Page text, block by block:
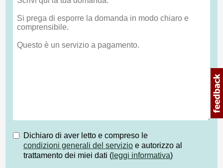
Dichiaro di aver letto e compreso le
condizioni generali del servizio e autorizzo al
trattamento dei miei dati ( leggi informativa)